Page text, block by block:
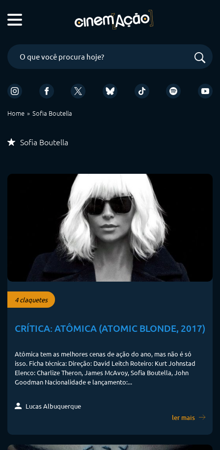
Home Sofia Boutella
Sofia Boutella
4 claquetes
CRÍTICA: ATÔMICA (ATOMIC BLONDE, 2017)
Atômica tem as melhores cenas de ação do ano, mas não é só
isso. Ficha técnica: Direção: David Leitch Roteiro: Kurt Johnstad
Elenco: Charlize Theron, James McAvoy, Sofia Boutella, John
Goodman Nacionalidade e lançamento:...
Lucas Albuquerque
ler mais